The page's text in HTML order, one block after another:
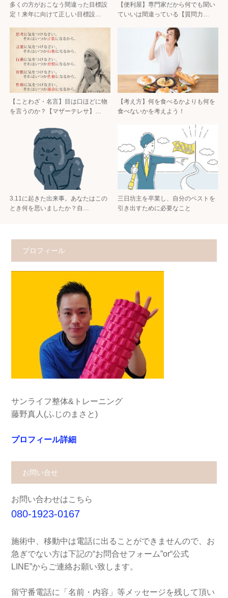
多くの方がおこなう間違った目標設
定！来年に向けて正しい目標設…
【便利屋】専門家だから何でも聞い
ていいは間違っている【質問力…
【ことわざ・名言】目は口ほどに物
を言うのか？【マザーテレサ】…
【考え方】何を食べるかよりも何を
食べないかを考えよう！
3.11に起きた出来事。あなたはこの
とき何を思いましたか？自…
三日坊主を卒業し、自分のベストを
引き出すために必要なこと
プロフィール
サンライフ整体&トレーニング
藤野真人(ふじのまさと)
プロフィール詳細
お問い合せ
お問い合わせはこちら
080-1923-0167
施術中、移動中は電話に出ることができませんので、お
急ぎでない方は下記の“お問合せフォーム”or“公式
LINE”からご連絡お願い致します。
留守番電話に「名前・内容」等メッセージを残して頂い